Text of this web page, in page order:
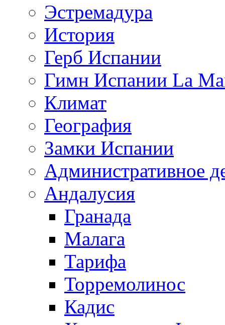
Эстремадура
История
Герб Испании
Гимн Испании La
Климат
География
Замки Испании
Административное
Андалусия
Гранада
Малага
Тарифа
Торремолинос
Кадис